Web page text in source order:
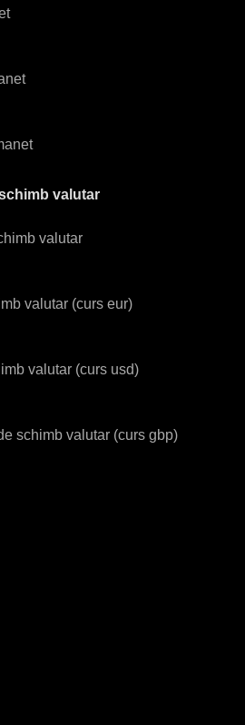
valutar
valutar
valutar (curs eur)
valutar (curs usd)
schimb valutar (curs gbp)